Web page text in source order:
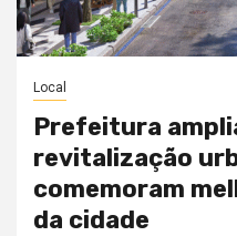
Local
Prefeitura
revitalização
comemoram
da cidade